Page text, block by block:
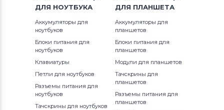
ДЛЯ НОУТБУКА
Аккумуляторы для
ноутбуков
Блоки питания для
ноутбуков
Клавиатуры
Петли для ноутбуков
Разъемы питания для
ноутбуков
Тачскрины для ноутбуков
ДЛЯ ПЛАНШЕТА
Аккумуляторы для
планшетов
Блоки питания для
планшетов
Модули для планшетов
Тачскрины для
планшетов
Разъемы питания для
планшетов